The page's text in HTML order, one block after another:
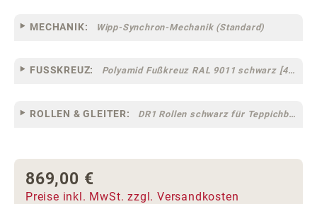
MECHANIK: Wipp-Synchron-Mechanik (Standard)
FUSSKREUZ: Polyamid Fußkreuz RAL 9011 schwarz [44]
ROLLEN & GLEITER: DR1 Rollen schwarz für Teppichböden [10]
Regulärer Preis:
869,00 €
Preise inkl. MwSt. zzgl. Versandkosten